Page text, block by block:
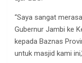
“Saya sangat
Gubernur Jambi ke
kepada Baznas
untuk masjid kami